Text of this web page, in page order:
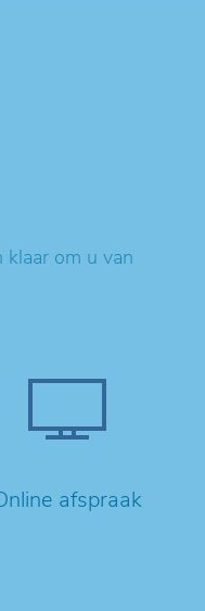
klaar om u van
afspraak